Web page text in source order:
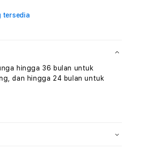
TradiTours
Jasa
Wisata
Tunisia
tersedia
hingga 36 bulan untuk
dan hingga 24 bulan untuk